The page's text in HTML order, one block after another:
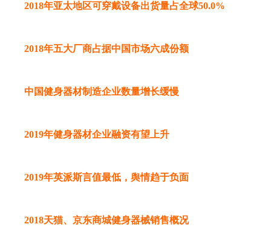
2018年亚太地区可穿戴设备出货量占全球50.0%
2018年五大厂商占据中国市场六成份额
中国健身器材制造企业数量增长缓慢
2019年健身器材企业融资有望上升
2019年英派斯言值最低，舆情趋于负面
2018天猫、京东商城健身器械销售概况